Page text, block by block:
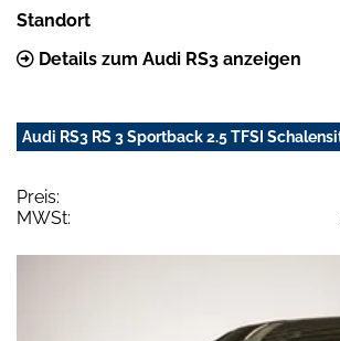
Standort
Details zum Audi RS3 anzeigen
Audi RS3 RS 3 Sportback 2.5 TFSI
Preis:
MWSt: